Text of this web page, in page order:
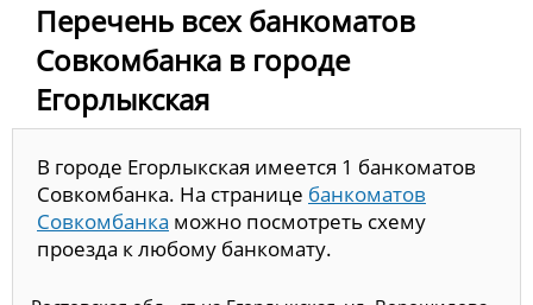
Перечень всех банкоматов
Совкомбанка в городе
Егорлыкская
В городе Егорлыкская имеется 1 банкоматов
Совкомбанка. На странице банкоматов
Совкомбанка можно посмотреть схему
проезда к любому банкомату.